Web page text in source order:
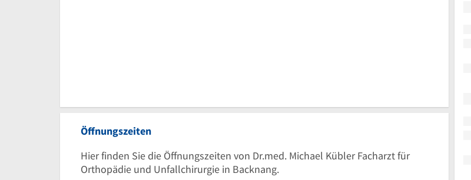
Öffnungszeiten
Hier finden Sie die Öffnungszeiten von Dr.med. Michael Kübler Facharzt für
Orthopädie und Unfallchirurgie in Backnang.